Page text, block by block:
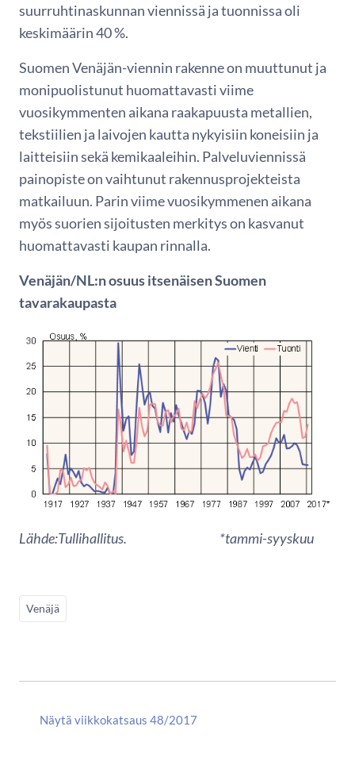
suurruhtinaskunnan viennissä ja tuonnissa oli
keskimäärin 40 %.
Suomen Venäjän-viennin rakenne on muuttunut ja
monipuolistunut huomattavasti viime
vuosikymmenten aikana raakapuusta metallien,
tekstiilien ja laivojen kautta nykyisiin koneisiin ja
laitteisiin sekä kemikaaleihin. Palveluviennissä
painopiste on vaihtunut rakennusprojekteista
matkailuun. Parin viime vuosikymmenen aikana
myös suorien sijoitusten merkitys on kasvanut
huomattavasti kaupan rinnalla.
Venäjän/NL:n osuus itsenäisen Suomen
tavarakaupasta
Lähde:Tullihallitus. *tammi-syyskuu
Venäjä
Näytä viikkokatsaus 48/2017